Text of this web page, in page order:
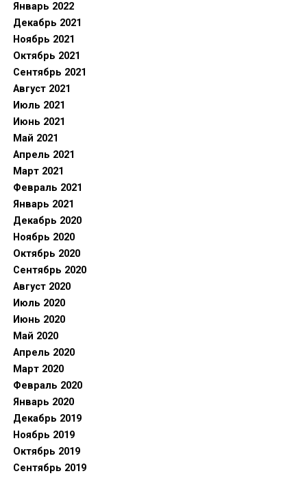
Январь 2022
Декабрь 2021
Ноябрь 2021
Октябрь 2021
Сентябрь 2021
Август 2021
Июль 2021
Июнь 2021
Май 2021
Апрель 2021
Март 2021
Февраль 2021
Январь 2021
Декабрь 2020
Ноябрь 2020
Октябрь 2020
Сентябрь 2020
Август 2020
Июль 2020
Июнь 2020
Май 2020
Апрель 2020
Март 2020
Февраль 2020
Январь 2020
Декабрь 2019
Ноябрь 2019
Октябрь 2019
Сентябрь 2019